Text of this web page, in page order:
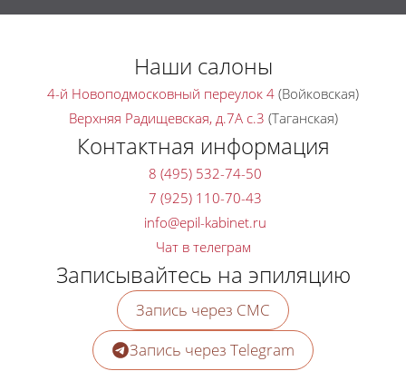
Наши салоны
4-й Новоподмосковный переулок 4 (Войковская)
Верхняя Радищевская, д.7A с.3 (Таганская)
Контактная информация
8 (495) 532-74-50
7 (925) 110-70-43
Чат в телеграм
Записывайтесь на эпиляцию
Запись через СМС
Запись через Telegram